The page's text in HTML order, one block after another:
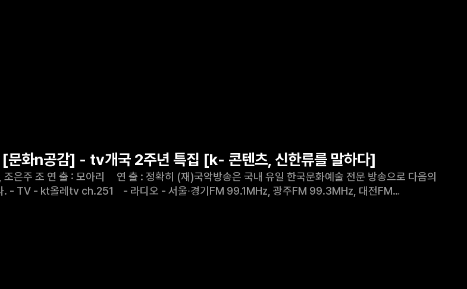
[문화n공감] - tv개국 2주년 특집 [k- 콘텐츠, 신한류를 말하다]
술 전문 방송으로 다음의
FM